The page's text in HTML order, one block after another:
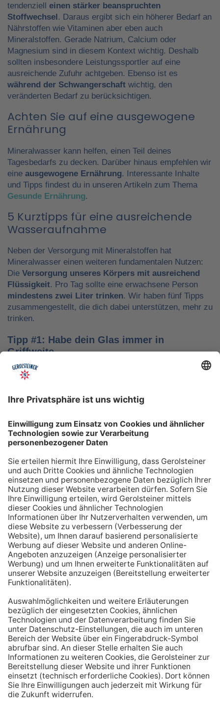
tendenziell einen stärker beanspruchten
Stoffwechsel. Daraus ergibt sich ein höherer Bedarf an
Nährstoffen wie Vitaminen aber eben auch
Mineralstoffen. Gerade Natrium, Calcium oder
Magnesium sind in diesem Kontext wichtig. Deshalb
sollten insbesondere Leistungssportler auf eine
ausreichende Zufuhr achtgeben. Ebenso ist es
während der Schwangerschaft wichtig, den
veränderten Bedarf zu berücksichtigen.
Achten Sie auf eine ausgewogene
Ernährung
Mineralwasser kann helfen, einen Teil deines
Tagesbedarfs zu decken. Darüber hinaus empfehlen wir
eine ausgewogene Ernährung. Interessante Inhalte
und Tipps findest du in unseren Artikeln zum Thema
Gesunde Ernährung.
5 Kurztipps für eine ausreichende
Wasseraufnahme
Neben der Versorgung mit Mineralstoffen hat
Mineralwasser einen weiteren fundamentalen Nutzen:
Die Versorgung unseres Körpers mit ausreichend
Flüssigkeit. Pro Tag sollte eine erwachsene Person
mindestens zwei Liter trinken. Wir haben fünf Tipps
zusammengestellt, die dich dabei unterstützen, mehr zu
trinken.
Tipp #1: Habe dein Glas immer in
Griffweite
Ob bei der Arbeit oder während der Freizeit: Wasser
nicht vergisst. Denke daran, auch unterwegs immer
etwas Wasser dabei zu haben. Kleine PET-Flaschen mit
hinnehmen.
Tipp #2: Trinke direkt nach dem Aufstehen
Über Nacht verliert dein Körper Flüssigkeit. Um gut in
den Tag zu starten, solltest du deshalb direkt nach dem
Aufstehen ein großes Glas Wasser trinken. Stelle dir
zum Beispiel eine Flasche Mineralwasser direkt ans
Bett, damit du dieses kleine Morgenritual sofort
durchführen kannst.
Tipp #3: Vor und während jeder Mahlzeit
ein Glas Wasser trinken
Dadurch verknüpfst du das Trinken mit einem Ereignis.
einer Mahlzeit trinken, unterstützt du außerdem die
Produktion von Verdauungssäften. Zusätzlich fördert
das Trinken während des Essens das Sättigungsgefühl.
Tipp #4: Peppe dein Wasser auf
Wenn dir der Geschmack von purem Mineralwasser
nicht reichen sollte, dann kannst du deine Getränke mit
einfachen Mitteln verfeinern. Mische dir einfach